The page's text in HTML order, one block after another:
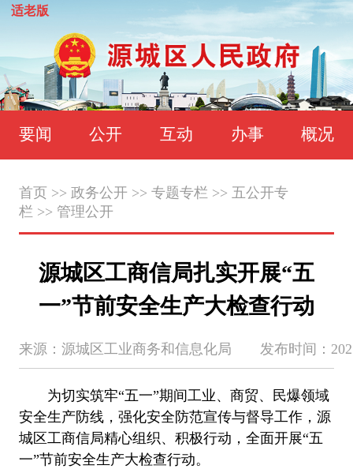
适老版
要闻 公开 互动 办事 概况
首页 >> 政务公开>> 专题专栏 >> 五公开专
栏 >> 管理公开
源城区工商信局扎实开展“五
一”节前安全生产大检查行动
来源：源城区工业商务和信息化局 发布时间：
为切实筑牢“五一”期间工业、商贸、民爆领域
安全生产防线，强化安全防范宣传与督导工作，源
城区工商信局精心组织、积极行动，全面开展“五
一”节前安全生产大检查行动。